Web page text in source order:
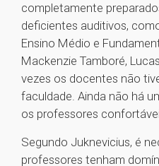
completamente
deficientes auditivos,
Ensino Médio e
Mackenzie Tamboré,
vezes os docentes não
faculdade. Ainda não há
os professores
Segundo Juknevicius, é
professores tenham